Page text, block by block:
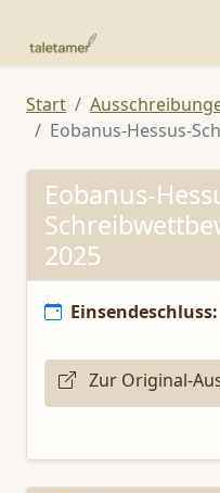
Start
Eobanus-Hessus-
Eobanus-
2025
Einsendeschluss:
Zur Original-